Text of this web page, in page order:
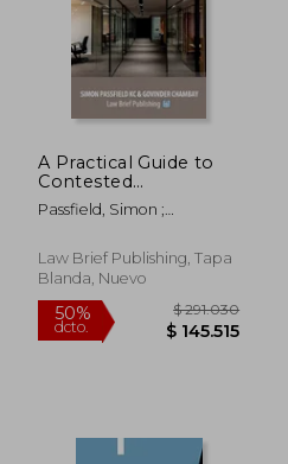
50% $ 296.879
A Practical Guide to
Contested
Administration
Applications for
Professionals (en
Inglés)
Passfield, Simon ;
Law Brief Publishing, Tapa
Blanda, Nuevo